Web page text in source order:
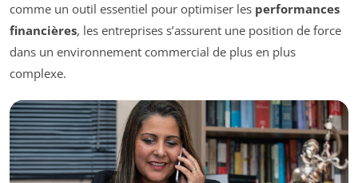
comme un outil essentiel pour optimiser les performances
financières, les entreprises s’assurent une position de force
dans un environnement commercial de plus en plus
complexe.